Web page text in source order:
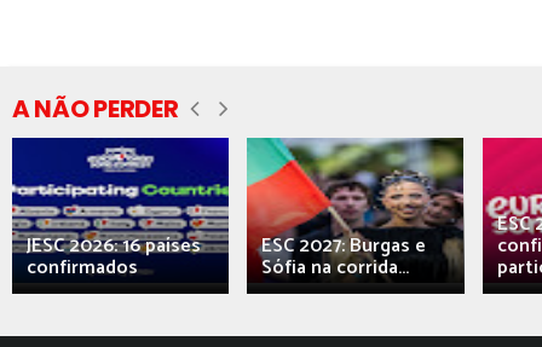
A NÃO PERDER
JESC 2026: 16 países
confirmados
ESC 2027: Burgas e
Sófia na corrida...
ESC